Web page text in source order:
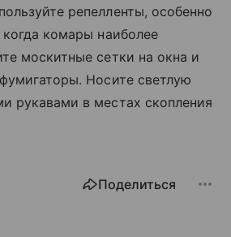
репелленты, особенно
комары наиболее
москитные сетки на окна и
Носите светлую
рукавами в местах скопления
Поделиться